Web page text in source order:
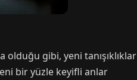
olduğu gibi, yeni tanışıklıklar
bir yüzle keyifli anlar